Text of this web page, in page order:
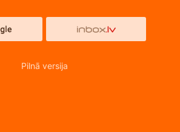
Pilnā versija